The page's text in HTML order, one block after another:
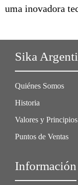
uma inovadora
Sika
Quiénes Somos
Historia
Valores y Principios
Puntos de Ventas
Información